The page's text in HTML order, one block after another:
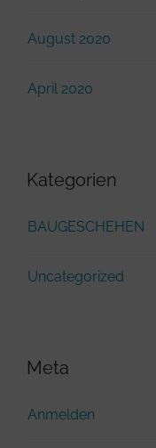
August 2020
April 2020
Kategorien
BAUGESCHEHEN
Uncategorized
Meta
Anmelden